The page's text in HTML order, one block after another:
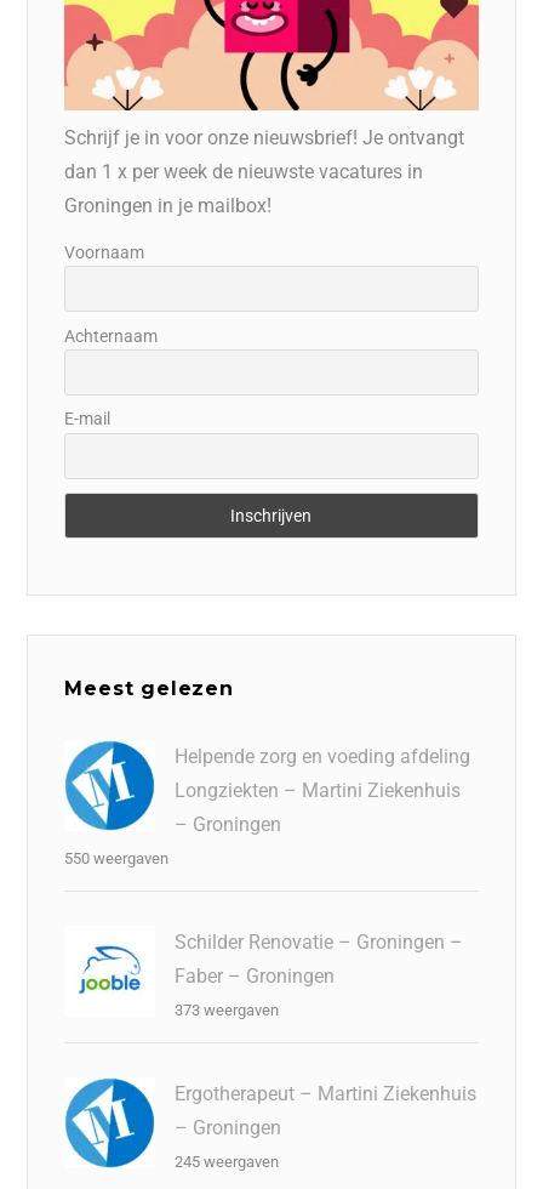
Schrijf je in voor onze nieuwsbrief! Je ontvangt
dan 1 x per week de nieuwste vacatures in
Groningen in je mailbox!
Voornaam
Achternaam
E-mail
Meest gelezen
Helpende zorg en voeding afdeling
Longziekten – Martini Ziekenhuis
– Groningen
550 weergaven
Schilder Renovatie – Groningen –
Faber – Groningen
373 weergaven
Ergotherapeut – Martini Ziekenhuis
– Groningen
245 weergaven